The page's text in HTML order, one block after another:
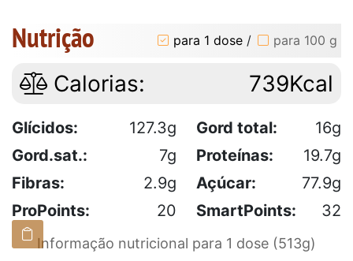
Nutrição para 1 dose / para 100 g
Calorias: 739Kcal
Glícidos: 127.3g Gord total:
16g
Gord.sat.:
7g Proteínas:
19.7g
Fibras:
2.9g Açúcar:
77.9g
ProPoints:
20 SmartPoints: 32
Informação nutricional para 1 dose (513g)